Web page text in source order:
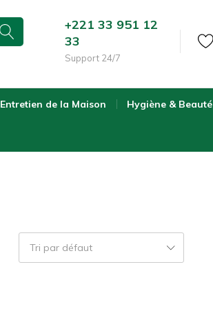
+221 33 951 12
33
Support 24/7
Entretien de la Maison Hygiène & Beauté
Tri par défaut